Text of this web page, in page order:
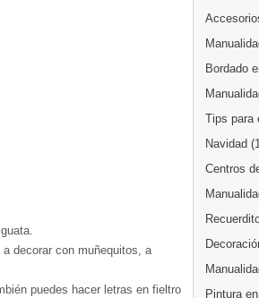
decorar con muñequitos, a
puedes hacer letras en fieltro
Bordado
Tips para
Navidad
Centros
Pintura